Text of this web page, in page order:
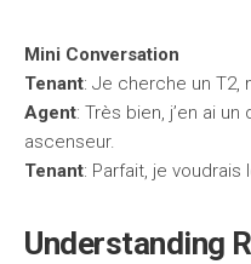
Mini Conversation
Tenant: Je cherche un T2,
Agent: Très bien, j’en ai
ascenseur.
Tenant: Parfait, je voudrais
Understanding